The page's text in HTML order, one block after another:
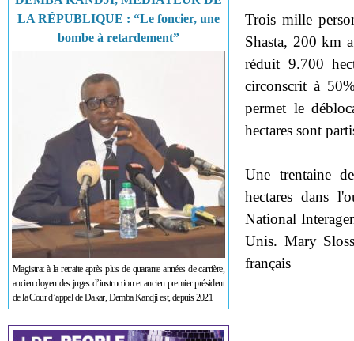
LA RÉPUBLIQUE : “Le foncier, une
bombe à retardement”
Magistrat à la retraite après plus de quarante années de carrière,
ancien doyen des juges d’instruction et ancien premier président
de la Cour d’appel de Dakar, Demba Kandji est, depuis 2021
Trois mille
Shasta, 200 km
réduit 9.700
circonscrit à
permet le
hectares sont
Une trentaine
hectares dans
National
Unis. Mary
français